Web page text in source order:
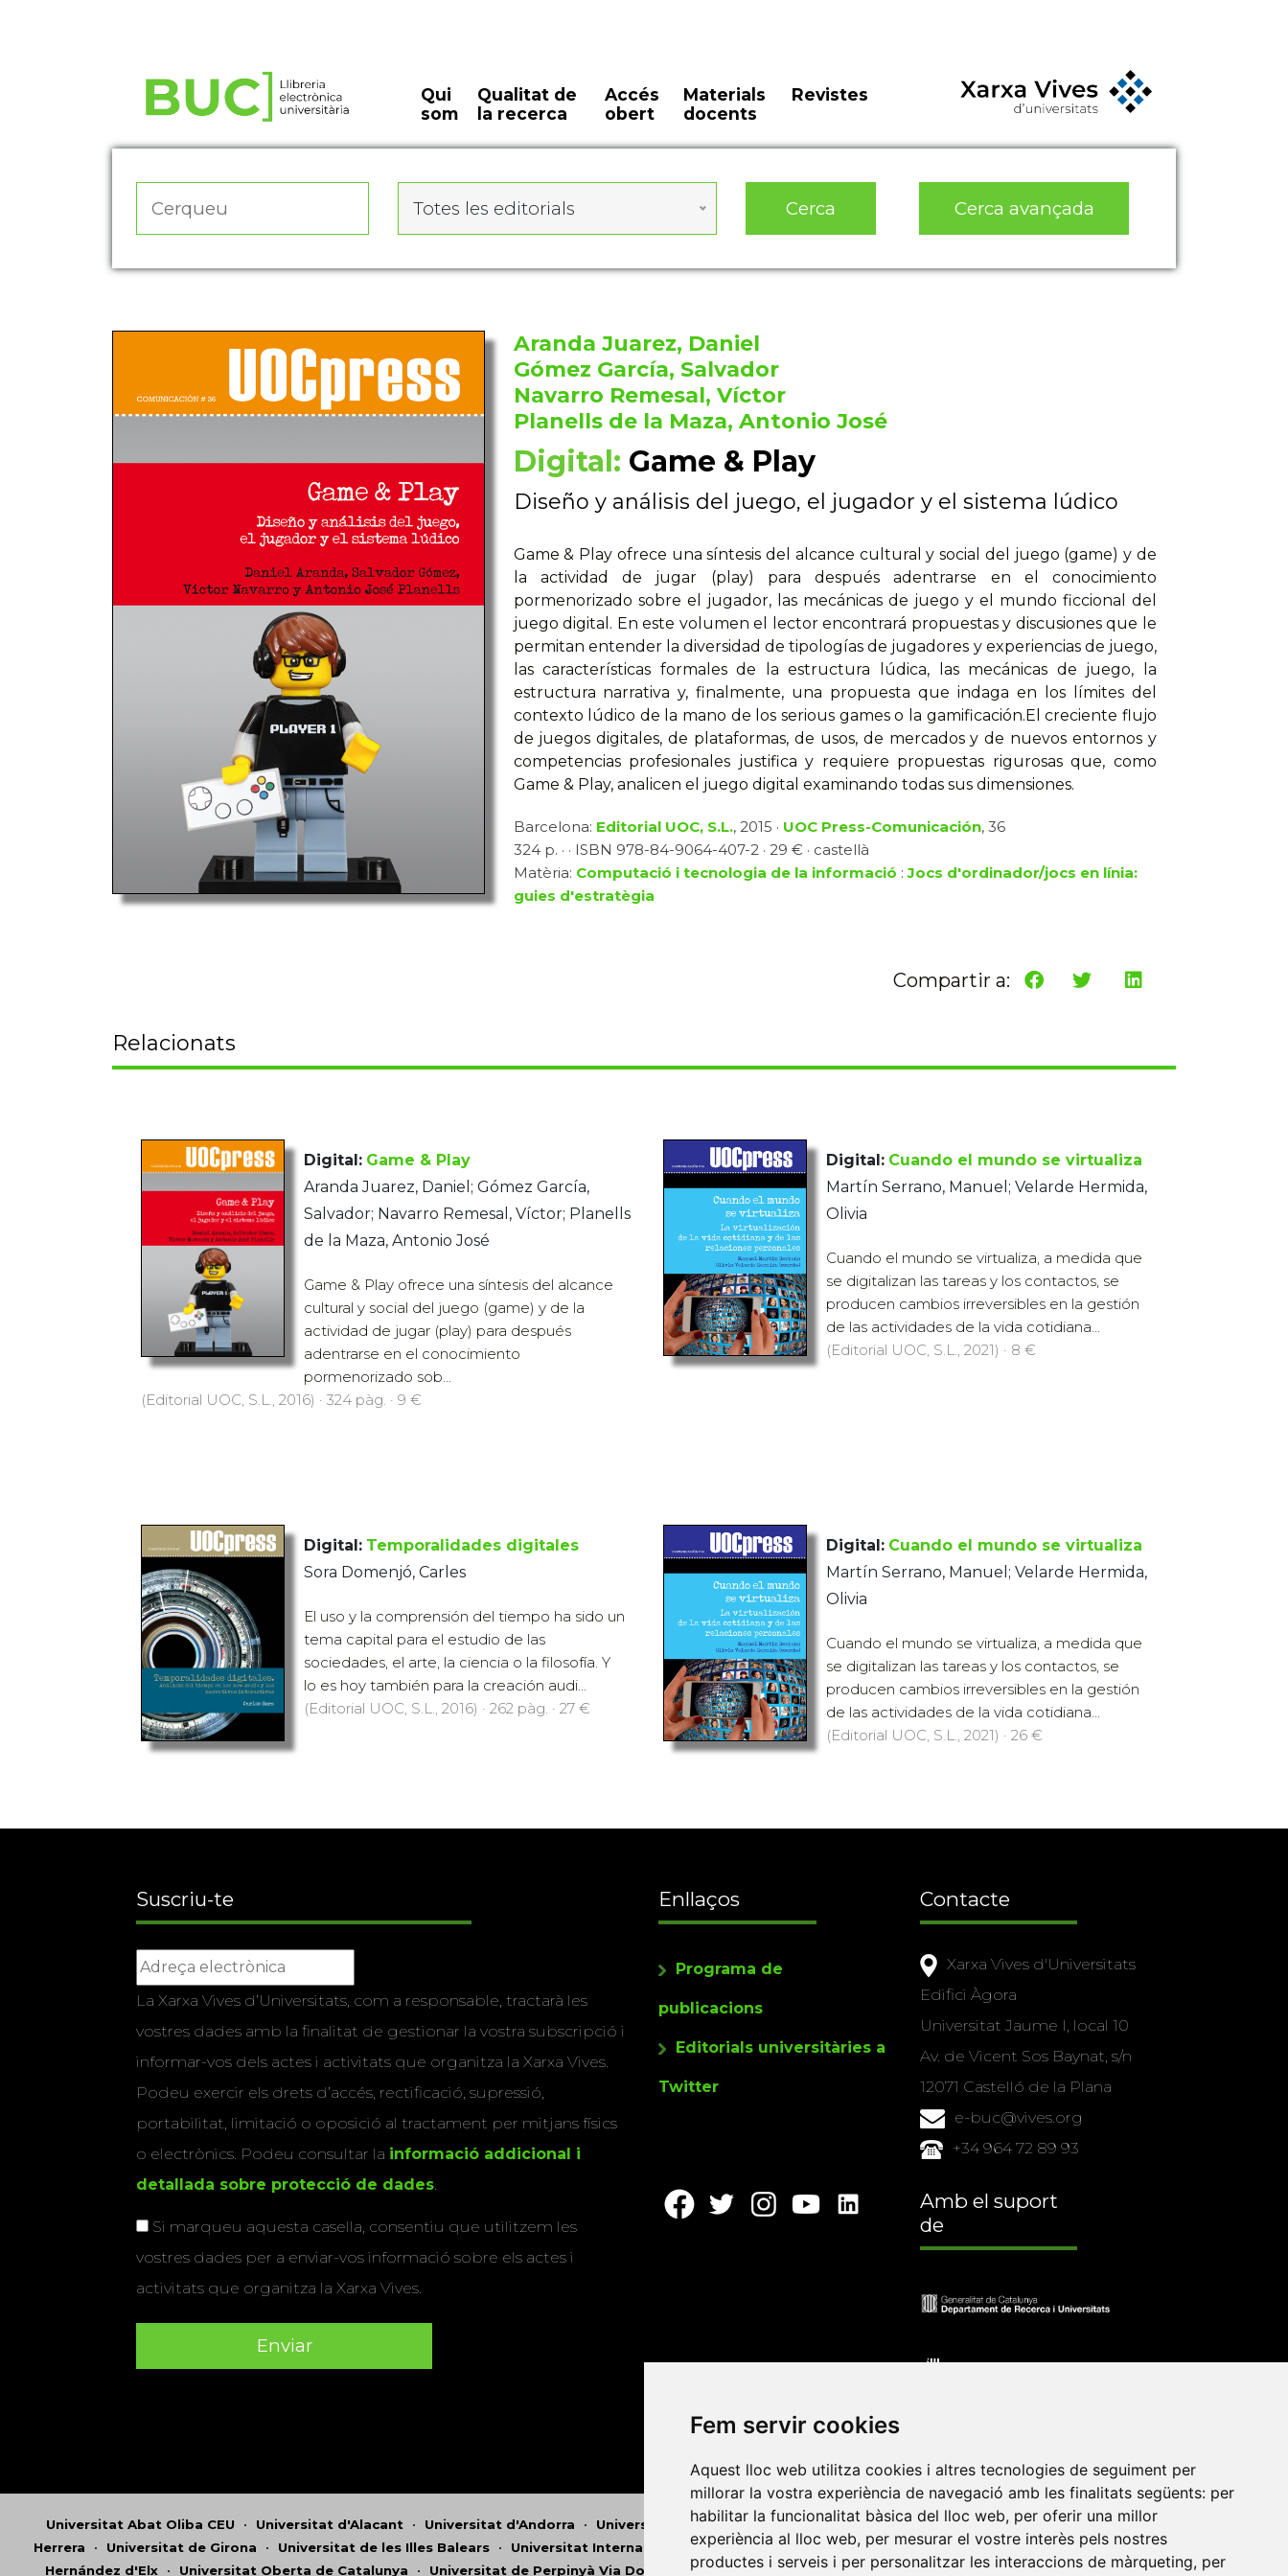
Fem servir cookies
Aquest lloc web utilitza cookies i altres tecnologies de seguiment per
millorar la vostra experiència de navegació amb les finalitats següents: per
habilitar la funcionalitat bàsica del lloc web, per oferir una millor
experiència al lloc web, per mesurar el vostre interès pels nostres
productes i serveis i per personalitzar les interaccions de màrqueting, per
Qui
som
Qualitat de
la recerca
Accés
obert
Materials
docents
Revistes
Totes les editorials Cerca Cerca avançada
Aranda Juarez, Daniel
Gómez García, Salvador
Navarro Remesal, Víctor
Planells de la Maza, Antonio José
Digital: Game & Play
Diseño y análisis del juego, el jugador y el sistema lúdico
Game & Play ofrece una síntesis del alcance cultural y social del juego (game) y de
la actividad de jugar (play) para después adentrarse en el conocimiento
pormenorizado sobre el jugador, las mecánicas de juego y el mundo ficcional del
juego digital. En este volumen el lector encontrará propuestas y discusiones que le
permitan entender la diversidad de tipologías de jugadores y experiencias de juego,
las características formales de la estructura lúdica, las mecánicas de juego, la
estructura narrativa y, finalmente, una propuesta que indaga en los límites del
contexto lúdico de la mano de los serious games o la gamificación.El creciente flujo
de juegos digitales, de plataformas, de usos, de mercados y de nuevos entornos y
competencias profesionales justifica y requiere propuestas rigurosas que, como
Game & Play, analicen el juego digital examinando todas sus dimensiones.
Barcelona: Editorial UOC, S.L., 2015 · UOC Press-Comunicación, 36
324 p. · · ISBN 978-84-9064-407-2 · 29 € · castellà
Matèria: Computació i tecnologia de la informació :Jocs d'ordinador/jocs en línia:
guies d'estratègia
Compartir a:
Relacionats
Digital: Game & Play
Aranda Juarez, Daniel; Gómez García,
Salvador; Navarro Remesal, Víctor; Planells
de la Maza, Antonio José
Game & Play ofrece una síntesis del alcance
cultural y social del juego (game) y de la
actividad de jugar (play) para después
adentrarse en el conocimiento
pormenorizado sob...
(Editorial UOC, S.L., 2016) · 324 pàg. · 9 €
Digital: Cuando el mundo se virtualiza
Martín Serrano, Manuel; Velarde Hermida,
Olivia
Cuando el mundo se virtualiza, a medida que
se digitalizan las tareas y los contactos, se
producen cambios irreversibles en la gestión
de las actividades de la vida cotidiana...
(Editorial UOC, S.L., 2021) · 8 €
Digital: Temporalidades digitales
Sora Domenjó, Carles
El uso y la comprensión del tiempo ha sido un
tema capital para el estudio de las
sociedades, el arte, la ciencia o la filosofía. Y
lo es hoy también para la creación audi...
(Editorial UOC, S.L., 2016) · 262 pàg. · 27 €
Digital: Cuando el mundo se virtualiza
Martín Serrano, Manuel; Velarde Hermida,
Olivia
Cuando el mundo se virtualiza, a medida que
se digitalizan las tareas y los contactos, se
producen cambios irreversibles en la gestión
de las actividades de la vida cotidiana...
(Editorial UOC, S.L., 2021) · 26 €
Suscriu-te
La Xarxa Vives d’Universitats, com a responsable, tractarà les
vostres dades amb la finalitat de gestionar la vostra subscripció i
informar-vos dels actes i activitats que organitza la Xarxa Vives.
Podeu exercir els drets d’accés, rectificació, supressió,
portabilitat, limitació o oposició al tractament per mitjans físics
o electrònics. Podeu consultar la informació addicional i
detallada sobre protecció de dades.
Si marqueu aquesta casella, consentiu que utilitzem les
vostres dades per a enviar-vos informació sobre els actes i
activitats que organitza la Xarxa Vives.
Enllaços
Programa de
publicacions
Editorials universitàries a
Twitter
Contacte
Xarxa Vives d'Universitats
Edifici Àgora
Universitat Jaume I, local 10
Av. de Vicent Sos Baynat, s/n
12071 Castelló de la Plana
e-buc@vives.org
+34 964 72 89 93
Amb el suport
de
Universitat Abat Oliba CEU • Universitat d'Alacant • Universitat d'Andorra • Universitat Autònoma de Barcelona•Universitat de Barcelona•Universitat CEU Cardenal
Herrera • Universitat de Girona • Universitat de les Illes Balears • Universitat Internacional de Catalunya•Universitat Jaume I•Universitat de Lleida•Universitat Miguel
Hernández d'Elx • Universitat Oberta de Catalunya • Universitat de Perpinyà Via Domitia • Universitat Politècnica de Catalunya•Universitat Politècnica de València